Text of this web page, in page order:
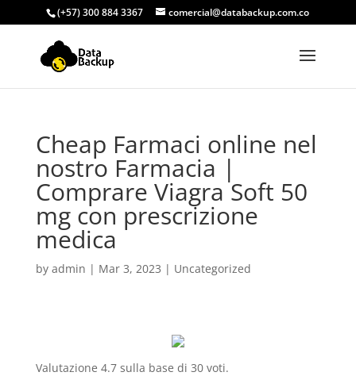
(+57) 300 884 3367 comercial@databackup.com.co
Cheap Farmaci online nel
nostro Farmacia |
Comprare Viagra Soft 50
mg con prescrizione
medica
by admin | Mar 3, 2023 | Uncategorized
Valutazione 4.7sulla base di 30voti.